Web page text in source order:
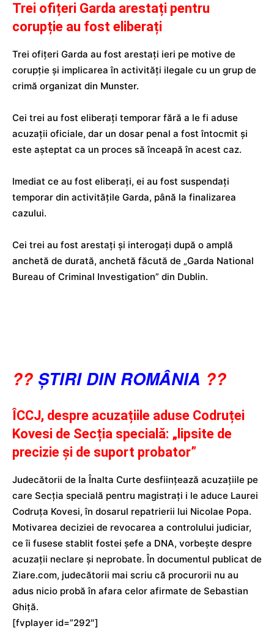
Trei ofițeri Garda arestați pentru
corupție au fost eliberați
Trei ofițeri Garda au fost arestați ieri pe motive de
corupție și implicarea în activități ilegale cu un grup de
crimă organizat din Munster.
Cei trei au fost eliberați temporar fără a le fi aduse
acuzații oficiale, dar un dosar penal a fost întocmit și
este așteptat ca un proces să înceapă în acest caz.
Imediat ce au fost eliberați, ei au fost suspendați
temporar din activitățile Garda, până la finalizarea
cazului.
Cei trei au fost arestați și interogați după o amplă
anchetă de durată, anchetă făcută de „Garda National
Bureau of Criminal Investigation” din Dublin.
?? ȘTIRI DIN ROMÂNIA ??
ÎCCJ, despre acuzațiile aduse Codruței
Kovesi de Secția specială: „lipsite de
precizie și de suport probator”
Judecătorii de la Înalta Curte desfiinţează acuzaţiile pe
care Secţia specială pentru magistrați i le aduce Laurei
Codruţa Kovesi, în dosarul repatrierii lui Nicolae Popa.
Motivarea deciziei de revocarea a controlului judiciar,
ce îi fusese stablit fostei şefe a DNA, vorbeşte despre
acuzaţii neclare şi neprobate. În documentul publicat de
Ziare.com, judecătorii mai scriu că procurorii nu au
adus nicio probă în afara celor afirmate de Sebastian
Ghiţă.
[fvplayer id=”292″]